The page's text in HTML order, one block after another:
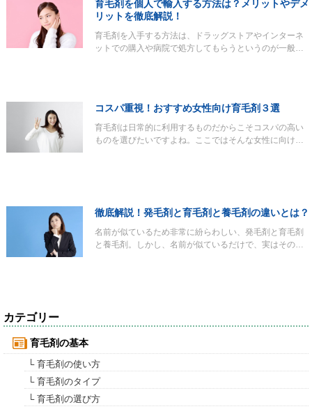
育毛剤を個人で輸入する方法は？メリットやデメ
リットを徹底解説！
育毛剤を入手する方法は、ドラッグストアやインターネ
ットでの購入や病院で処方してもらうというのが一般…
コスパ重視！おすすめ女性向け育毛剤３選
育毛剤は日常的に利用するものだからこそコスパの高い
ものを選びたいですよね。ここではそんな女性に向け…
徹底解説！発毛剤と育毛剤と養毛剤の違いとは？
名前が似ているため非常に紛らわしい、発毛剤と育毛剤
と養毛剤。しかし、名前が似ているだけで、実はその…
カテゴリー
育毛剤の基本
└ 育毛剤の使い方
└ 育毛剤のタイプ
└ 育毛剤の選び方